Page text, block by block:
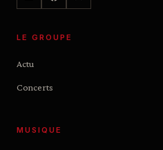
LE GROUPE
Actu
Concerts
MUSIQUE